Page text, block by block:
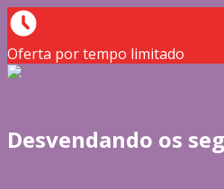
Oferta por tempo limitado
Desvendando os